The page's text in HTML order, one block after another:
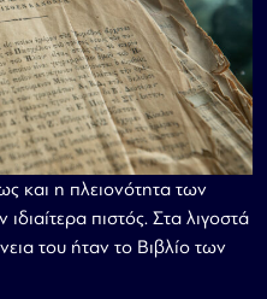
και η πλειονότητα των
πιστός. Στα λιγοστά
του ήταν το Βιβλίο των